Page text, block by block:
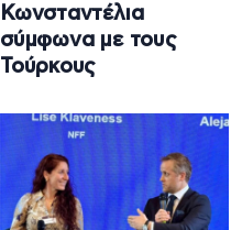
Κωνσταντέλια
σύμφωνα με τους
Τούρκους